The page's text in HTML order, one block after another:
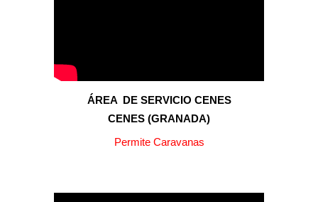
ÁREA
DE SERVICIO CENES
CENES (GRANADA)
Permite Caravanas